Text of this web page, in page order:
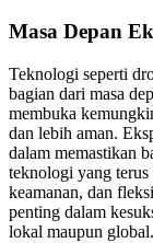
Masa Depan
Teknologi seperti
bagian dari masa
membuka
dan lebih aman.
dalam memastikan
teknologi yang terus
keamanan, dan
penting dalam
lokal maupun global.